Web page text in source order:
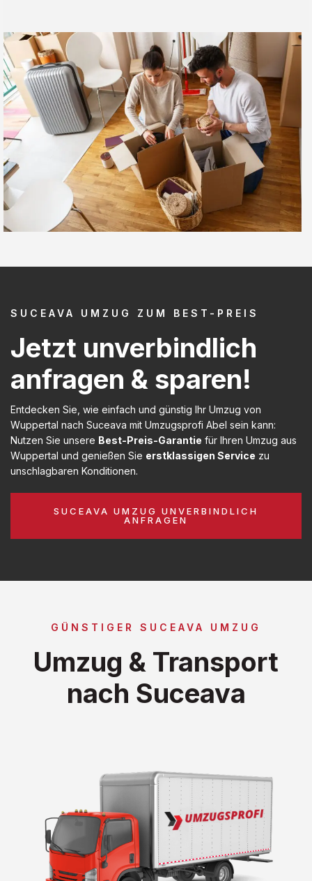
SUCEAVA UMZUG ZUM BEST-PREIS
Jetzt unverbindlich
anfragen & sparen!
Entdecken Sie, wie einfach und günstig Ihr Umzug von
Wuppertal nach Suceava mit Umzugsprofi Abel sein kann:
Nutzen Sie unsere Best-Preis-Garantie für Ihren Umzug aus
Wuppertal und genießen Sie erstklassigen Service zu
unschlagbaren Konditionen.
SUCEAVA UMZUG UNVERBINDLICH
ANFRAGEN
GÜNSTIGER SUCEAVA UMZUG
Umzug & Transport
nach Suceava